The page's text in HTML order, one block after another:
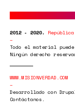
2012 - 2020.
Todo el material
Ningún derecho
WWW.MISIONVERDAD.COM
Desarrollado con
Contáctanos.